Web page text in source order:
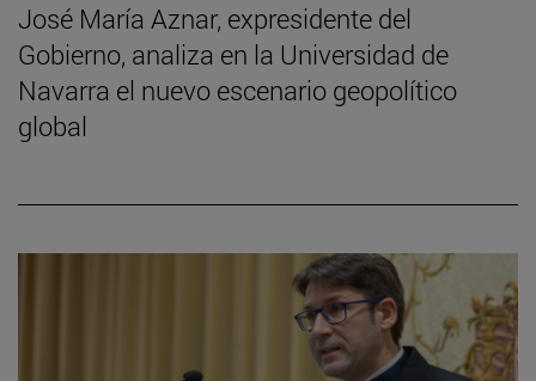
José María Aznar, expresidente del
Gobierno, analiza en la Universidad de
Navarra el nuevo escenario geopolítico
global